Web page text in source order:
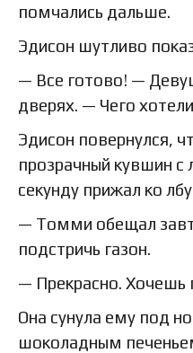
помчались дальше.
Эдисон шутливо
— Все готово! —
дверях. — Чего
Эдисон повернулся,
прозрачный кувшин
секунду прижал ко
— Томми обещал
подстричь газон.
— Прекрасно. Хочешь
Она сунула ему под
шоколадным